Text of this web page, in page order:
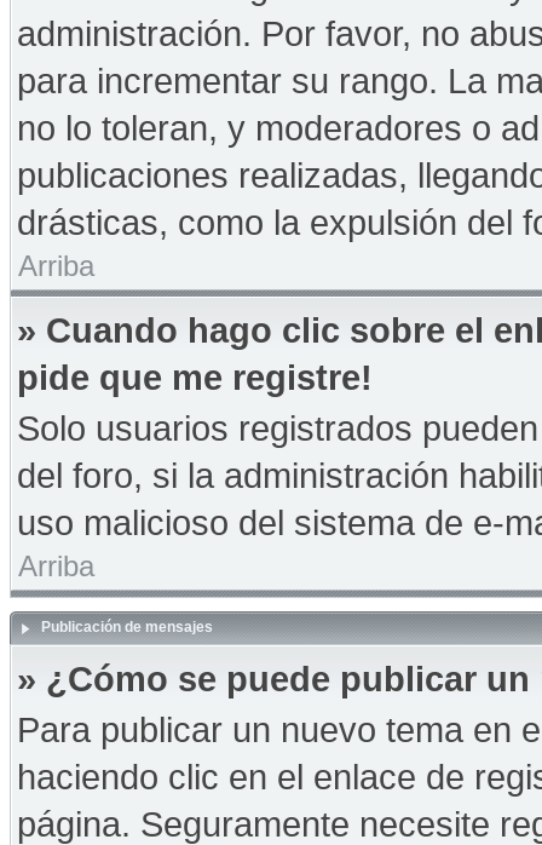
administración. Por favor, no
para incrementar su rango. La
no lo toleran, y moderadores o
publicaciones realizadas,
drásticas, como la expulsión del
Arriba
» Cuando hago clic sobre el
pide que me registre!
Solo usuarios registrados
del foro, si la administración
uso malicioso del sistema de e-
Arriba
Publicación de mensajes
» ¿Cómo se puede publicar
Para publicar un nuevo tema en
haciendo clic en el enlace de
página. Seguramente necesite